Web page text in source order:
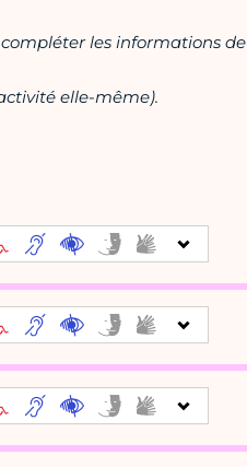
les informations
elle-même).